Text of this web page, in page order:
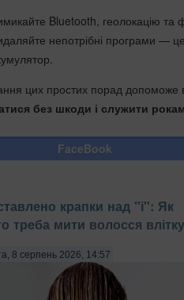
Bluetooth, геолокацію та
непотрібні програми —
цих простих порад
без шкоди і служити
FaceBook
крапки над "і": Як
треба мити волосся влітку
8 серпень 2026, 14:57